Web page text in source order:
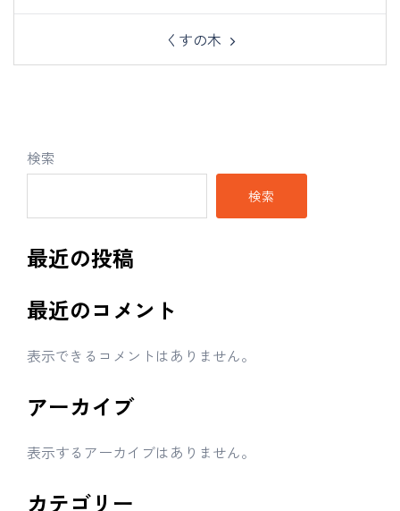
くすの木
検索
検索
最近の投稿
最近のコメント
表示できるコメントはありません。
アーカイブ
表示するアーカイブはありません。
カテゴリー